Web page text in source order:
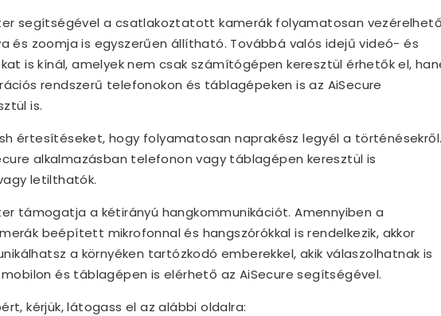
segítségével a csatlakoztatott kamerák folyamatosan
és zoomja is egyszerűen állítható. Továbbá valós idejű videó- és
is kínál, amelyek nem csak számítógépen keresztül érhetők el,
rendszerű telefonokon és táblagépeken is az AiSecure
is.
értesítéseket, hogy folyamatosan naprakész legyél a
alkalmazásban telefonon vagy táblagépen keresztül is
letilthatók.
támogatja a kétirányú hangkommunikációt. Amennyiben a
beépített mikrofonnal és hangszórókkal is rendelkezik, akkor
a környéken tartózkodó emberekkel, akik válaszolhatnak is
mobilon és táblagépen is elérhető az AiSecure segítségével.
kérjük, látogass el az alábbi oldalra: